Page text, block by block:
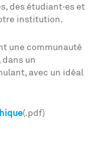
des étudiant·es et
institution.
une communauté
un
avec un idéal
(.pdf)